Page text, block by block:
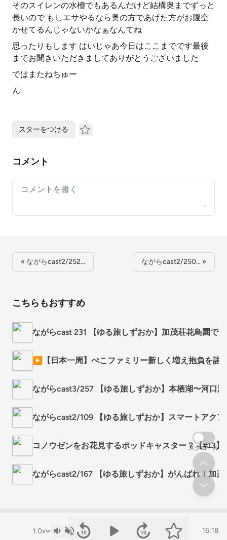
そのスイレンの水槽でもあるんだけど結構奥までずっと
長いので もしエサやるなら奥の方であげた方がお腹空
かせてるんじゃないかなぁなんてね
思ったりもします はいじゃあ今日はここまでです最後
までお聞きいただきましてありがとうございました
ではまたねちゅー
ん
16:18
スターをつける
コメント
Your comment
« ながらcast2/252… ながらcast2/250… »
こちらもおすすめ
ながらcast 231 【ゆる旅しずおか】加茂荘花鳥園で
▶︎【日本一周】ぺこファミリー新しく増え抱負を語
ながらcast3/257 【ゆる旅しずおか】本栖湖〜河口湖
ながらcast2/109 【ゆる旅しずおか】スマートアク
コノウゼンをお花見するポッドキャスター？【#13】
ながらcast2/167 【ゆる旅しずおか】がんばれ！加茂
スクロール